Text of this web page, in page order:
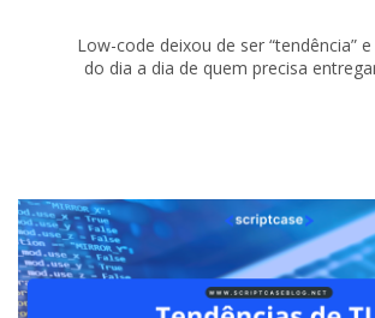
Low-code deixou de ser “tendência”
do dia a dia de quem precisa